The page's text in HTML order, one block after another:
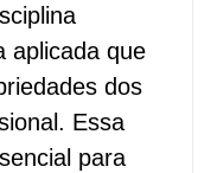
aplicada que
dos
Essa
para